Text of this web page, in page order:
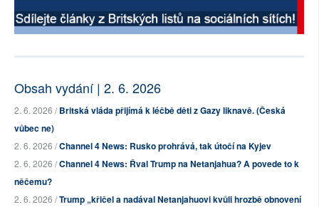
Obsah vydání | 2. 6. 2026
2. 6. 2026 /Britská vláda přijímá k léčbě děti z Gazy liknavě. (Česká
vůbec ne)
2. 6. 2026 /Channel 4 News: Rusko prohrává, tak útočí na Kyjev
2. 6. 2026 /Channel 4 News: Řval Trump na Netanjahua? A povede to k
něčemu?
2. 6. 2026 /Trump „křičel a nadával Netanjahuovi kvůli hrozbě obnovení